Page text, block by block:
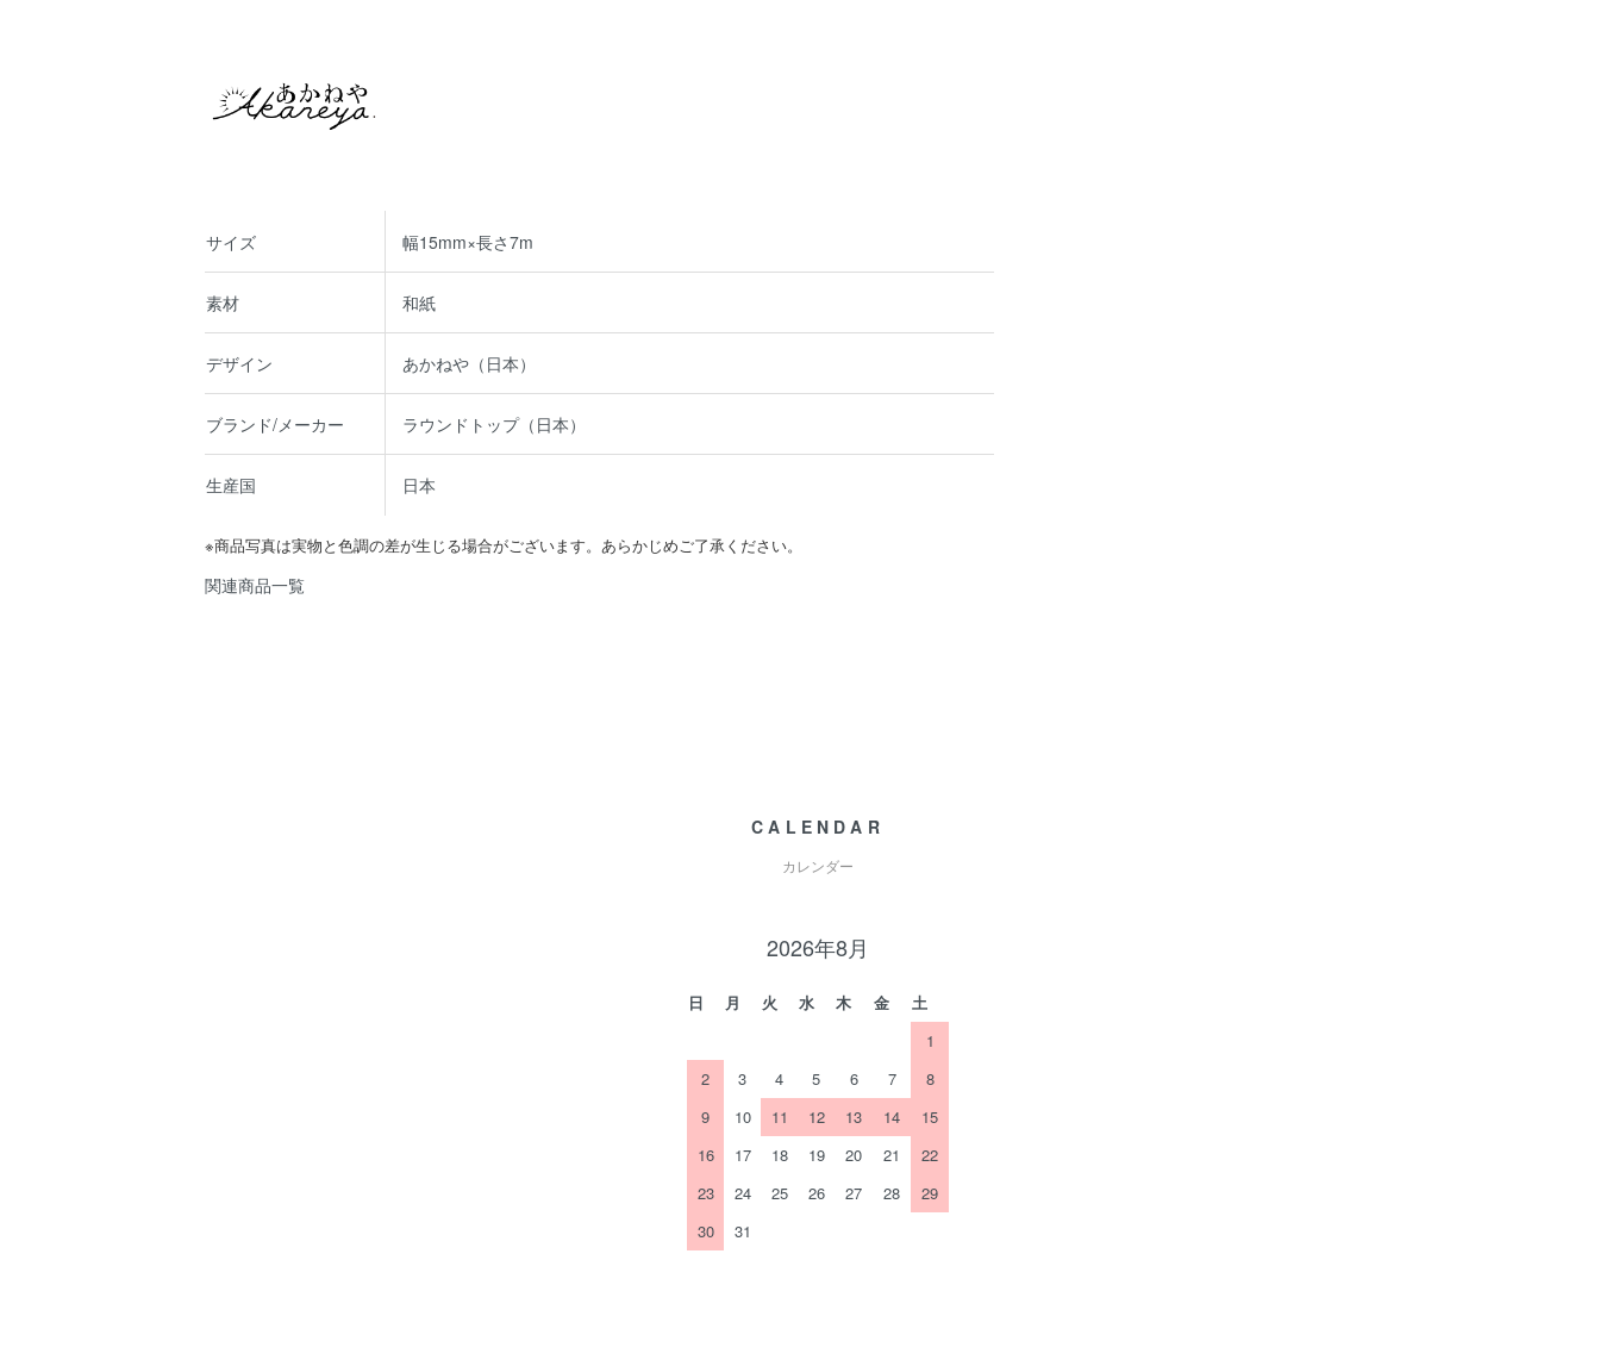
サイズ 幅15mm×長さ7m
素材 和紙
デザイン あかねや（日本）
ブランド/メーカー ラウンドトップ（日本）
生産国 日本
※商品写真は実物と色調の差が生じる場合がございます。あらかじめご了承ください。
関連商品一覧
CALENDAR
カレンダー
2026年8月
日 月 火 水 木 金
土
1
2
3 4 5 6 7
8
9
10 11 12 13 14
15
16
17 18 19 20 21
22
23
24 25 26 27 28
29
30
31